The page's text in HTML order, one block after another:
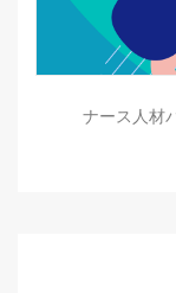
ナース人材